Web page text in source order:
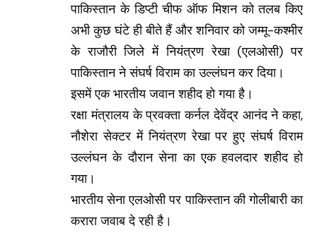
पाकिस्तान के डिप्टी चीफ ऑफ मिशन को तलब किए
अभी कुछ घंटे ही बीते हैं और शनिवार को जम्मू-कश्मीर
के राजौरी जिले में नियंत्रण रेखा (एलओसी) पर
पाकिस्तान ने संघर्ष विराम का उल्लंघन कर दिया।
इसमें एक भारतीय जवान शहीद हो गया है।
रक्षा मंत्रालय के प्रवक्ता कर्नल देवेंद्र आनंद ने कहा,
नौशेरा सेक्टर में नियंत्रण रेखा पर हुए संघर्ष विराम
उल्लंघन के दौरान सेना का एक हवलदार शहीद हो
गया।
भारतीय सेना एलओसी पर पाकिस्तान की गोलीबारी का
करारा जवाब दे रही है।